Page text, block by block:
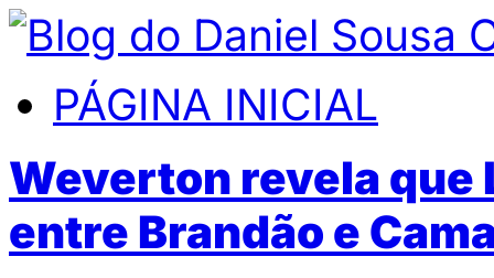
PÁGINA INICIAL
Weverton revela que
entre Brandão e